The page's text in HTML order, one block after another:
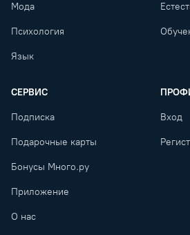
Мода
Психология
Язык
СЕРВИС
Подписка
Подарочные карты
Бонусы Много.ру
Приложение
О нас
Вход